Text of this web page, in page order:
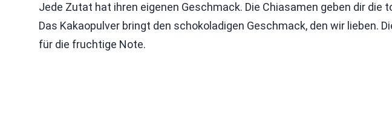
Jede Zutat hat ihren eigenen Geschmack. Die Chiasamen geben dir die
Das Kakaopulver bringt den schokoladigen Geschmack, den wir lieben.
für die fruchtige Note.